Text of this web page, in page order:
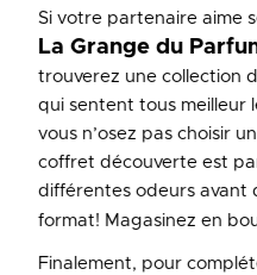
Si votre partenaire aime
La Grange du
trouverez une collection
qui sentent tous meilleur
vous n’osez pas choisir
coffret découverte est
différentes odeurs avant
format! Magasinez en
Finalement, pour